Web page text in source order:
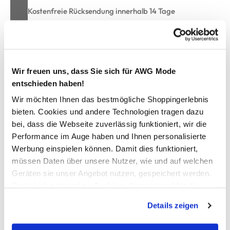
Wir freuen uns, dass Sie sich für AWG Mode
entschieden haben!
Wir möchten Ihnen das bestmögliche Shoppingerlebnis
bieten. Cookies und andere Technologien tragen dazu
bei, dass die Webseite zuverlässig funktioniert, wir die
Performance im Auge haben und Ihnen personalisierte
Werbung einspielen können. Damit dies funktioniert,
müssen Daten über unsere Nutzer, wie und auf welchen
Geräten sie unser Angebot nutzen, gespeichert werden.
werden, werden bei der Nutzung der Webseite auf jeden
Fall gesetzt. Cookies von Drittanbietern für Analyse- oder
Details zeigen
Kostenfreie Rücksendung innerhalb 14 Tage
Kostenlose Filiallieferung in Ihre Wunschfiliale
Zur Wunschliste hinzufügen
Bademantel mit Kapuze
praktischer Bademantel von Boule
angesetzte Kapuze
zwei Eingrifftaschen
Bindegürtel